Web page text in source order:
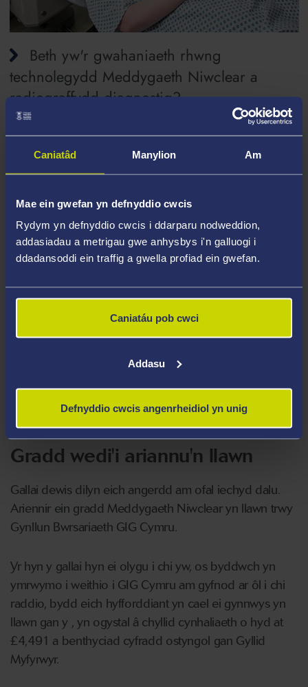
Caniatâd Manylion Am
Mae ein gwefan yn defnyddio cwcis
Rydym yn defnyddio cwcis i ddarparu nodweddion,
addasiadau a metrigau gwe anhysbys i'n galluogi i
ddadansoddi ein traffig a gwella profiad ein gwefan.
Caniatáu pob cwci
Addasu
Defnyddio cwcis angenrheidiol yn unig
Beth yw'r gwahaniaeth rhwng
technolegydd Meddygaeth Niwclear a
radiograffydd diagnostig?
Beth yw'r gwahaniaeth rhwng
gwyddonydd clinigol?
yr un peth?
Sut mae ffiseg yn cael ei ddefnyddio
Gradd wedi'i ariannu'n llawn
Gallai dewis dilyn eich angerdd am ofal iechyd dalu.
Ariennir ein gradd Meddygaeth Niwclear yn llawn trwy
Gynllun Bwrsariaeth GIG Cymru.
Yr hyn y gallai hyn ei olygu i chi yw, os byddwch yn
ymrwymo i weithio i GIG Cymru am gyfnod ar ôl i chi
raddio, bydd eich hyfforddiant yn cael ei gynnwys yn
llawn gan y , yn ogystal â chyllid cynhaliaeth o hyd at
£4,491 a benthyciad cyfradd ostyngol gan Gyllid
Myfyrwyr.